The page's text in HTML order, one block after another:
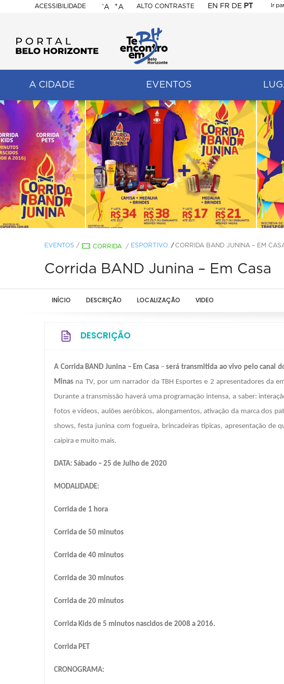
ACESSIBILIDADE
BELO
HORIZONTE
-A +A ALTO CONTRASTE EN FR DE PT
Ir
A CIDADE EVENTOS
EVENTOS / CORRIDA / ESPORTIVO CORRIDA BAND JUNINA – EM
Corrida BAND Junina – Em Casa
INÍCIO DESCRIÇÃO LOCALIZAÇÃO VIDEO
DESCRIÇÃO
A Corrida BAND Junina – Em Casa–será transmitida ao vivo pelo canal
Minas na TV, por um narrador da TBH Esportes e 2 apresentadores da
Durante a transmissão haverá uma programação intensa, a saber:
fotos e vídeos, aulões aeróbicos, alongamentos, ativação da marca dos
shows, festa junina com fogueira, brincadeiras típicas, apresentação de
caipira e muito mais.
DATA: Sábado – 25 de Julho de 2020
MODALIDADE:
Corrida de 1 hora
Corrida de 50 minutos
Corrida de 40 minutos
Corrida de 30 minutos
Corrida de 20 minutos
Corrida Kids de 5 minutos nascidos de 2008 a 2016.
Corrida PET
CRONOGRAMA: